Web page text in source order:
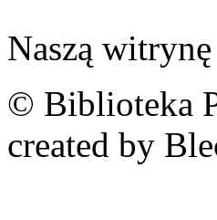
Naszą
© Biblioteka
created by